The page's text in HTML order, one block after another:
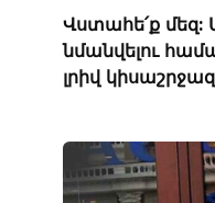
Վստահե՛ք մեզ:
նմանվելու
լրիվ